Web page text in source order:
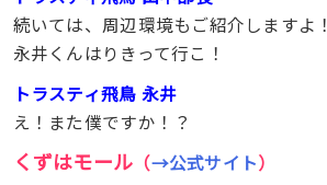
続いては、周辺環境もご紹介しますよ！
永井くんはりきって行こ！
トラスティ飛鳥 永井
え！また僕ですか！？
くずはモール （→公式サイト）